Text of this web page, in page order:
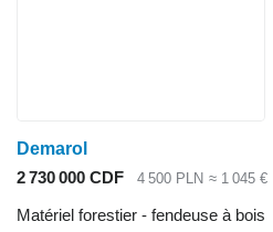
Demarol
2 730 000 CDF
4 500 PLN ≈ 1 045 €
Matériel forestier - fendeuse à bois